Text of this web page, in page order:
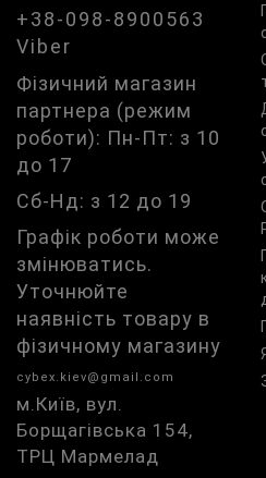
+38-098-8900563
Viber
Фізичний магазин
партнера (режим
роботи): Пн-Пт: з 10
до 17
Сб-Нд: з 12 до 19
Графік роботи може
змінюватись.
Уточнюйте
наявність товару в
фізичному магазину
cybex.kiev@gmail.com
м.Київ, вул.
Борщагівська 154,
ТРЦ Мармелад